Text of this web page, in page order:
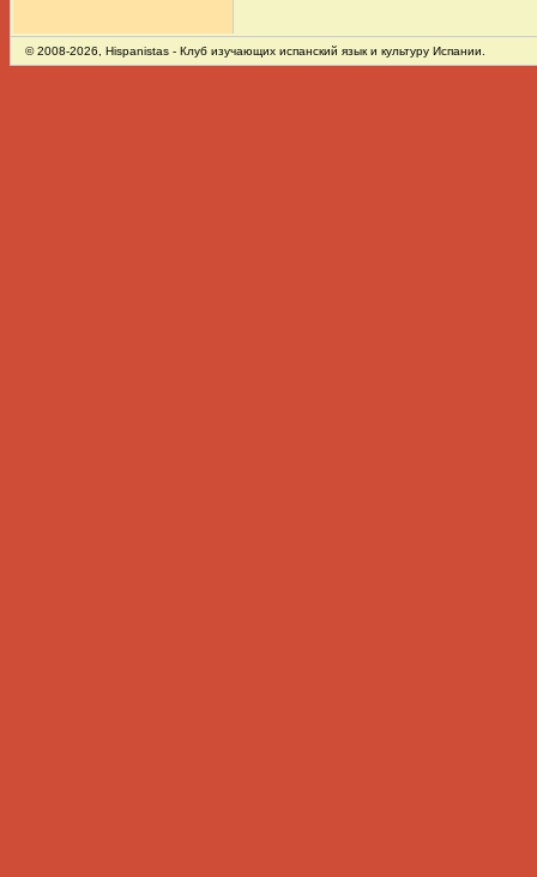
© 2008-2026, Hispanistas - Клуб изучающих испанский язык и культуру Испании.